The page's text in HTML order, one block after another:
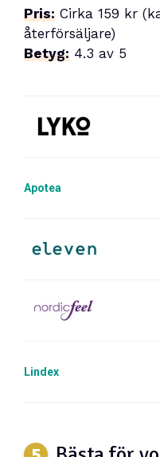
Pris: Cirka 159 kr
återförsäljare)
Betyg: 4.3 av 5
Apotea
Lindex